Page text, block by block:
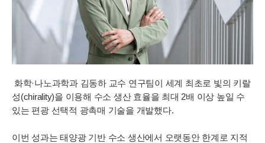
화학·나노과학과 김동하 교수 연구팀이 세계 최초로 빛의 키랄
성(chirality)을 이용해 수소 생산 효율을 최대 2배 이상 높일 수
있는 편광 선택적 광촉매 기술을 개발했다.
이번 성과는 태양광 기반 수소 생산에서 오랫동안 한계로 지적